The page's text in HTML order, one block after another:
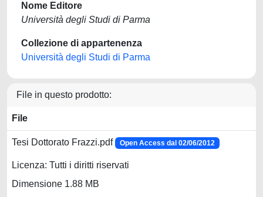
Nome Editore
Università degli Studi di Parma
Collezione di appartenenza
Università degli Studi di Parma
File in questo prodotto:
File
Tesi Dottorato Frazzi.pdf Open Access dal 02/06/2012
Licenza: Tutti i diritti riservati
Dimensione 1.88 MB